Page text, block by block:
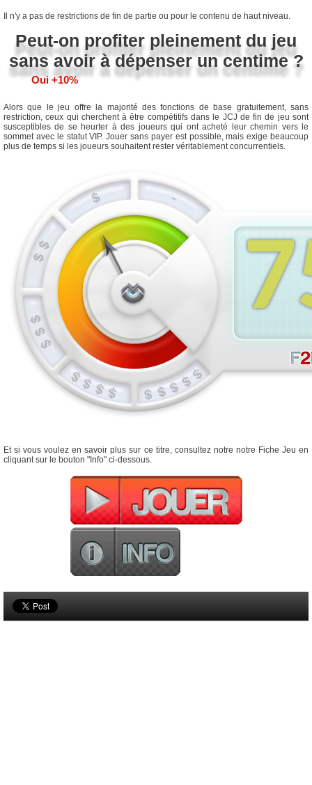
Il n'y a pas de restrictions de fin de partie ou pour le contenu de haut niveau.
Peut-on profiter pleinement du jeu
sans avoir à dépenser un centime ?
Oui +10%
Alors que le jeu offre la majorité des fonctions de base gratuitement, sans
restriction, ceux qui cherchent à être compétitifs dans le JCJ de fin de jeu sont
susceptibles de se heurter à des joueurs qui ont acheté leur chemin vers le
sommet avec le statut VIP. Jouer sans payer est possible, mais exige beaucoup
plus de temps si les joueurs souhaitent rester véritablement concurrentiels.
Et si vous voulez en savoir plus sur ce titre, consultez notre notre Fiche Jeu en
cliquant sur le bouton "Info" ci-dessous.